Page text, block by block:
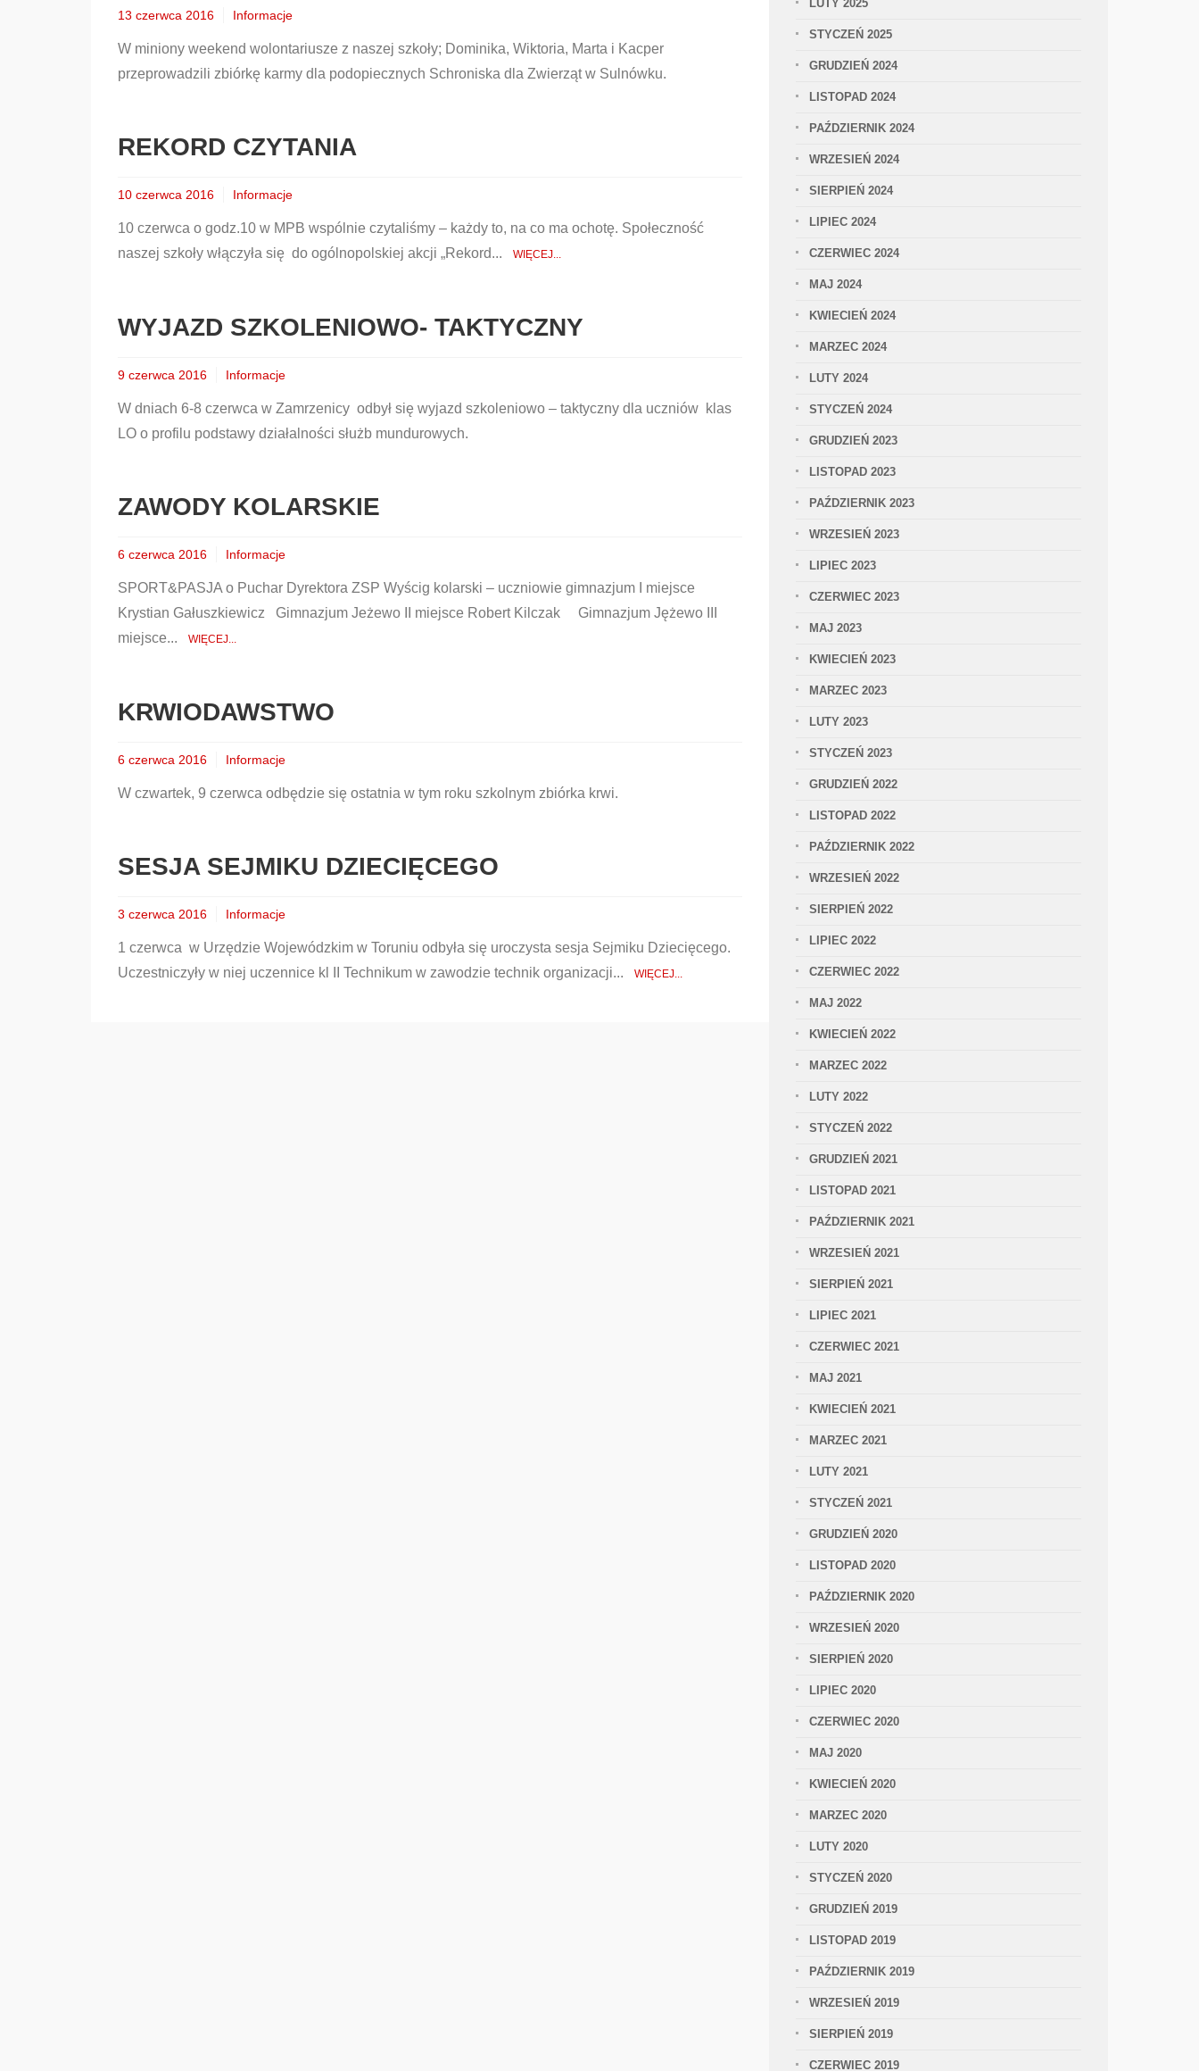
13 czerwca 2016 Informacje
W miniony weekend wolontariusze z naszej szkoły; Dominika, Wiktoria, Marta i Kacper
przeprowadzili zbiórkę karmy dla podopiecznych Schroniska dla Zwierząt w Sulnówku.
REKORD CZYTANIA
10 czerwca 2016 Informacje
10 czerwca o godz.10 w MPB wspólnie czytaliśmy – każdy to, na co ma ochotę. Społeczność
naszej szkoły włączyła się do ogólnopolskiej akcji „Rekord...
WIĘCEJ...
WYJAZD SZKOLENIOWO- TAKTYCZNY
9 czerwca 2016 Informacje
W dniach 6-8 czerwca w Zamrzenicy odbył się wyjazd szkoleniowo – taktyczny dla uczniów klas
LO o profilu podstawy działalności służb mundurowych.
ZAWODY KOLARSKIE
6 czerwca 2016 Informacje
SPORT&PASJA o Puchar Dyrektora ZSP Wyścig kolarski – uczniowie gimnazjum I miejsce
Krystian Gałuszkiewicz Gimnazjum Jeżewo II miejsce Robert Kilczak Gimnazjum Jężewo III
miejsce...
WIĘCEJ...
KRWIODAWSTWO
6 czerwca 2016 Informacje
W czwartek, 9 czerwca odbędzie się ostatnia w tym roku szkolnym zbiórka krwi.
SESJA SEJMIKU DZIECIĘCEGO
3 czerwca 2016 Informacje
1 czerwca w Urzędzie Wojewódzkim w Toruniu odbyła się uroczysta sesja Sejmiku Dziecięcego.
Uczestniczyły w niej uczennice kl II Technikum w zawodzie technik organizacji...
WIĘCEJ...
LUTY 2025
STYCZEŃ 2025
GRUDZIEŃ 2024
LISTOPAD 2024
PAŹDZIERNIK 2024
WRZESIEŃ 2024
SIERPIEŃ 2024
LIPIEC 2024
CZERWIEC 2024
MAJ 2024
KWIECIEŃ 2024
MARZEC 2024
LUTY 2024
STYCZEŃ 2024
GRUDZIEŃ 2023
LISTOPAD 2023
PAŹDZIERNIK 2023
WRZESIEŃ 2023
LIPIEC 2023
CZERWIEC 2023
MAJ 2023
KWIECIEŃ 2023
MARZEC 2023
LUTY 2023
STYCZEŃ 2023
GRUDZIEŃ 2022
LISTOPAD 2022
PAŹDZIERNIK 2022
WRZESIEŃ 2022
SIERPIEŃ 2022
LIPIEC 2022
CZERWIEC 2022
MAJ 2022
KWIECIEŃ 2022
MARZEC 2022
LUTY 2022
STYCZEŃ 2022
GRUDZIEŃ 2021
LISTOPAD 2021
PAŹDZIERNIK 2021
WRZESIEŃ 2021
SIERPIEŃ 2021
LIPIEC 2021
CZERWIEC 2021
MAJ 2021
KWIECIEŃ 2021
MARZEC 2021
LUTY 2021
STYCZEŃ 2021
GRUDZIEŃ 2020
LISTOPAD 2020
PAŹDZIERNIK 2020
WRZESIEŃ 2020
SIERPIEŃ 2020
LIPIEC 2020
CZERWIEC 2020
MAJ 2020
KWIECIEŃ 2020
MARZEC 2020
LUTY 2020
STYCZEŃ 2020
GRUDZIEŃ 2019
LISTOPAD 2019
PAŹDZIERNIK 2019
WRZESIEŃ 2019
SIERPIEŃ 2019
CZERWIEC 2019